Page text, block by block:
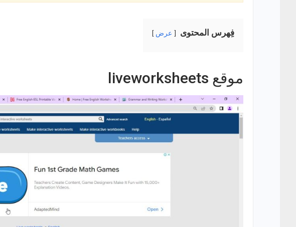
فِهرس المحتوى عرض
موقع liveworksheets